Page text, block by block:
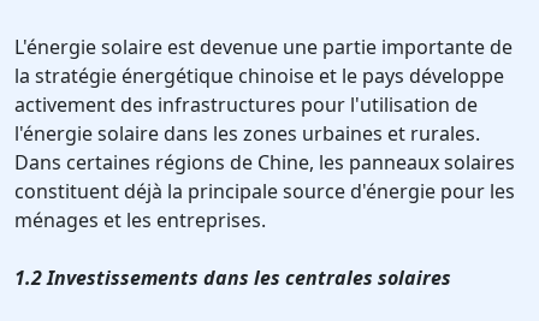
L'énergie solaire est devenue une partie importante de
la stratégie énergétique chinoise et le pays développe
activement des infrastructures pour l'utilisation de
l'énergie solaire dans les zones urbaines et rurales.
Dans certaines régions de Chine, les panneaux solaires
constituent déjà la principale source d'énergie pour les
ménages et les entreprises.
1.2 Investissements dans les centrales solaires